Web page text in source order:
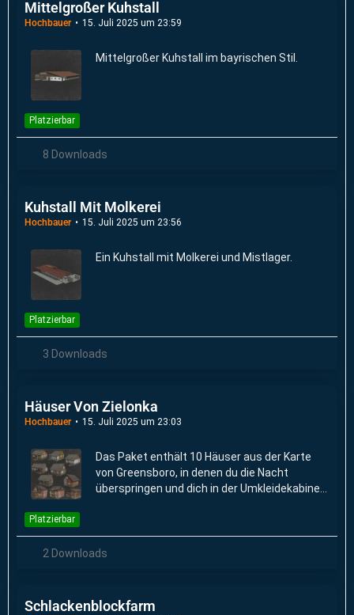
Mittelgroßer Kuhstall
Hochbauer 15. Juli 2025 um 23:59
Mittelgroßer Kuhstall im bayrischen Stil.
Platzierbar
8 Downloads
Kuhstall Mit Molkerei
Hochbauer 15. Juli 2025 um 23:56
Ein Kuhstall mit Molkerei und Mistlager.
Platzierbar
3 Downloads
Häuser Von Zielonka
Hochbauer 15. Juli 2025 um 23:03
Das Paket enthält 10 Häuser aus der Karte
von Greensboro, in denen du die Nacht
überspringen und dich in der Umkleidekabine
Platzierbar
2 Downloads
Schlackenblockfarm